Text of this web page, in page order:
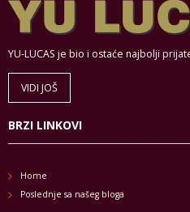
YU-LUCAS je bio i ostaće najbolji
VIDI JOŠ
BRZI LINKOVI
Home
Poslednje sa našeg bloga